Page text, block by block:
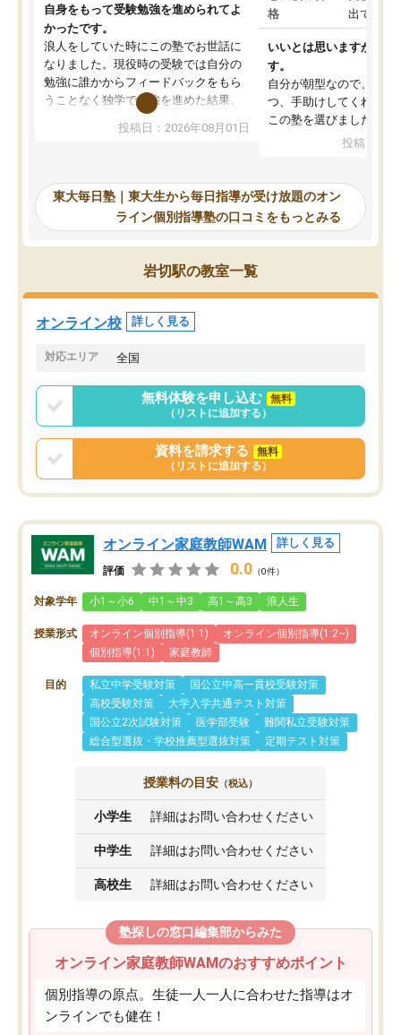
自身をもって受験勉強を進められてよ
かったです。
浪人をしていた時にこの塾でお世話に
なりました。現役時の受験では自分の
勉強に誰かからフィードバックをもら
うことなく独学で勉強を進めた結果、
入試本番に地歴の学習が間に合わず不
合格となってしまいました。その経験
東大毎日塾にたどり着きました。学習
の長期計画や日々の勉強のやり方につ
いて客観的なアドバイスをいただけた
ので、自信をもって受験勉強を進める
ことができました。自分のように勉強
のやり方や進捗管理で苦労している方
には特におすすめしたい塾です。
投稿日：2026年08月01日
格
出ていな
いいとは思いますが、料
す。
自分が朝型なので、自習
つ、手助けしてくれる設
この塾を選びました。
投稿日：
東大毎日塾｜東大生から毎日指導が受け放題のオン
ライン個別指導塾の口コミをもっとみる
岩切駅の教室一覧
オンライン校 詳しく見る
対応エリア 全国
無料体験を申し込む
無料
（リストに追加する）
資料を請求する
無料
（リストに追加する）
オンライン家庭教師WAM 詳しく見る
評価 0.0 （0件）
対象学年 小1～小6 中1～中3 高1～高3 浪人生
授業形式 オンライン個別指導(1:1)
オンライン個別指導(1:2~)
個別指導(1:1)
家庭教師
目的 私立中学受験対策
国公立中高一貫校受験対策
高校受験対策
大学入学共通テスト対策
国公立2次試験対策
医学部受験
難関私立受験対策
総合型選抜・学校推薦型選抜対策
定期テスト対策
授業料の目安 （税込）
小学生 詳細はお問い合わせください
中学生 詳細はお問い合わせください
高校生 詳細はお問い合わせください
塾探しの窓口編集部からみた
オンライン家庭教師WAMのおすすめポイント
個別指導の原点。生徒一人一人に合わせた指導はオ
ンラインでも健在！